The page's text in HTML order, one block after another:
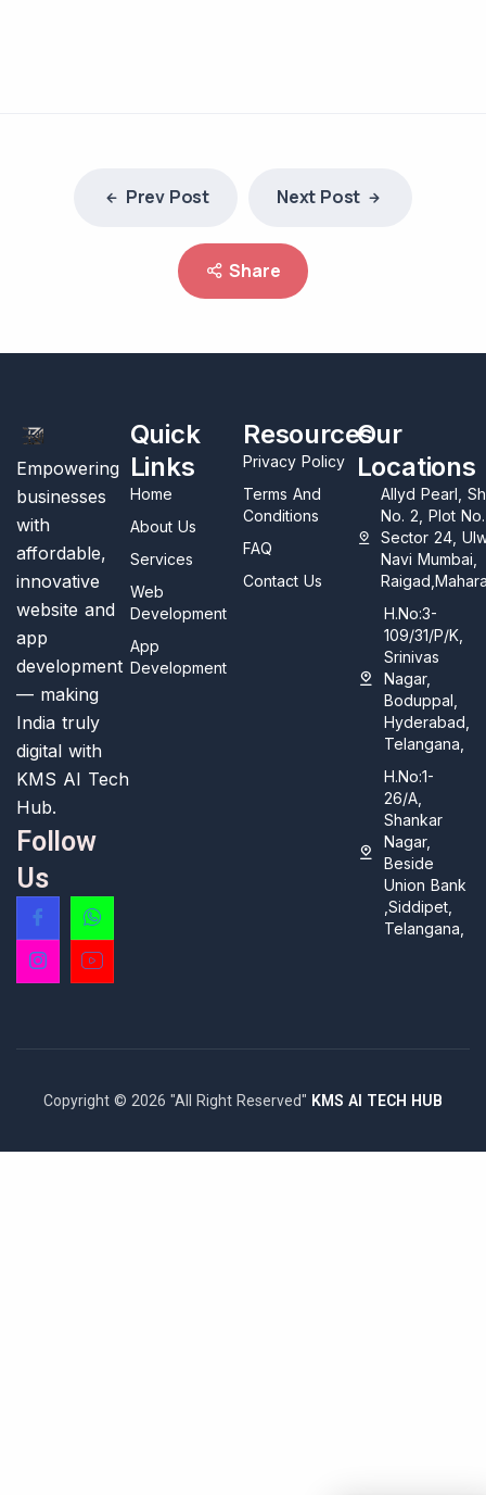
Prev Post Next Post
Share
Empowering
businesses
with
affordable,
innovative
website and
app
development
— making
India truly
digital with
KMS AI Tech
Hub.
Follow
Us
Quick
Links
Home
About Us
Services
Web
Development
App
Development
Resources
Privacy Policy
Terms And
Conditions
FAQ
Contact Us
Our
Locations
Allyd Pearl,
No. 2, Plot
Sector 24,
Navi Mumbai,
H.No:3-
109/31/P/K,
Srinivas
Nagar,
Boduppal,
Hyderabad,
Telangana,
H.No:1-
26/A,
Shankar
Nagar,
Beside
Union Bank
,Siddipet,
Telangana,
Copyright © 2026 "All Right Reserved" KMS AI TECH HUB